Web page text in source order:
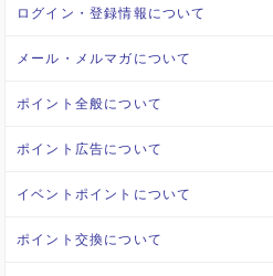
ログイン・登録情報について
メール・メルマガについて
ポイント全般について
ポイント広告について
イベントポイントについて
ポイント交換について